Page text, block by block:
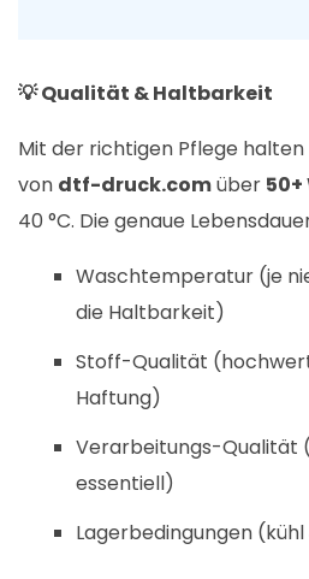
💡 Qualität & Haltbarkeit
Mit der richtigen Pflege
von dtf-druck.comüber
40 °C. Die genaue
Waschtemperatur (je
die Haltbarkeit)
Stoff-Qualität
Haftung)
Verarbeitungs-Qualität
essentiell)
Lagerbedingungen